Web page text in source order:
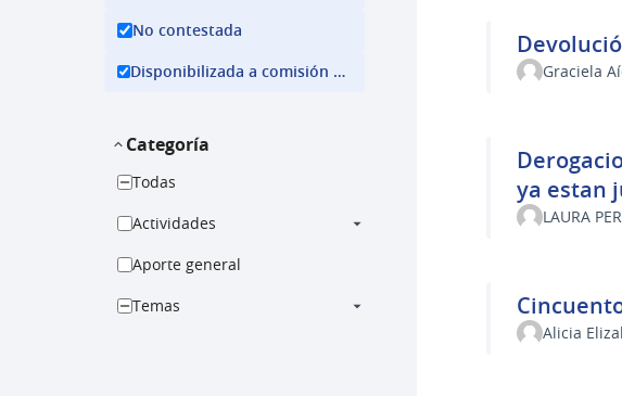
No contestada
Disponibilizada a comisión ejecutiva
Categoría
Todas
Actividades
Aporte general
Temas
Graciela
ya estan
LAURA
Alicia